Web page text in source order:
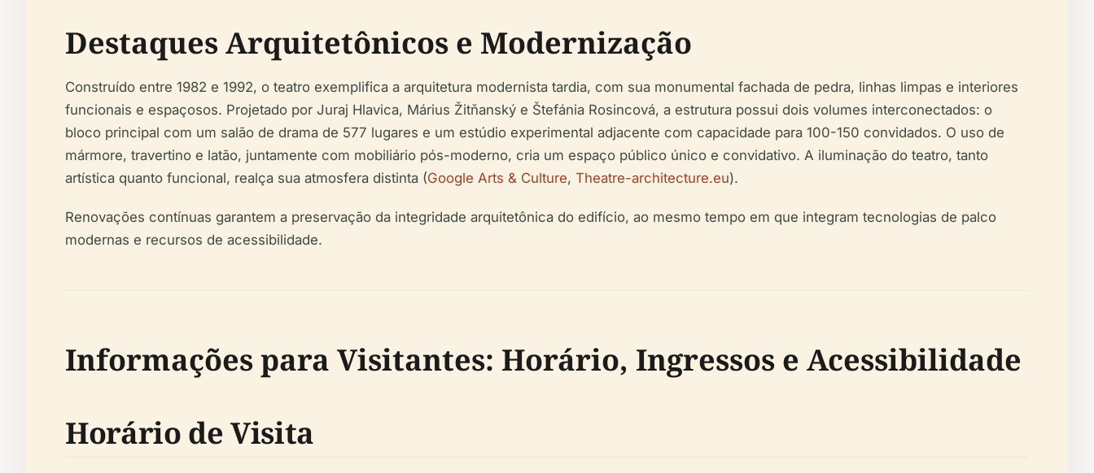
Destaques Arquitetônicos e Modernização
Construído entre 1982 e 1992, o teatro exemplifica a arquitetura modernista tardia, com sua monumental fachada de pedra, linhas limpas e interiores
funcionais e espaçosos. Projetado por Juraj Hlavica, Márius Žitňanský e Štefánia Rosincová, a estrutura possui dois volumes interconectados: o
bloco principal com um salão de drama de 577 lugares e um estúdio experimental adjacente com capacidade para 100-150 convidados. O uso de
mármore, travertino e latão, juntamente com mobiliário pós-moderno, cria um espaço público único e convidativo. A iluminação do teatro, tanto
artística quanto funcional, realça sua atmosfera distinta (Google Arts & Culture, Theatre-architecture.eu).
Renovações contínuas garantem a preservação da integridade arquitetônica do edifício, ao mesmo tempo em que integram tecnologias de palco
modernas e recursos de acessibilidade.
Informações para Visitantes: Horário, Ingressos e Acessibilidade
Horário de Visita